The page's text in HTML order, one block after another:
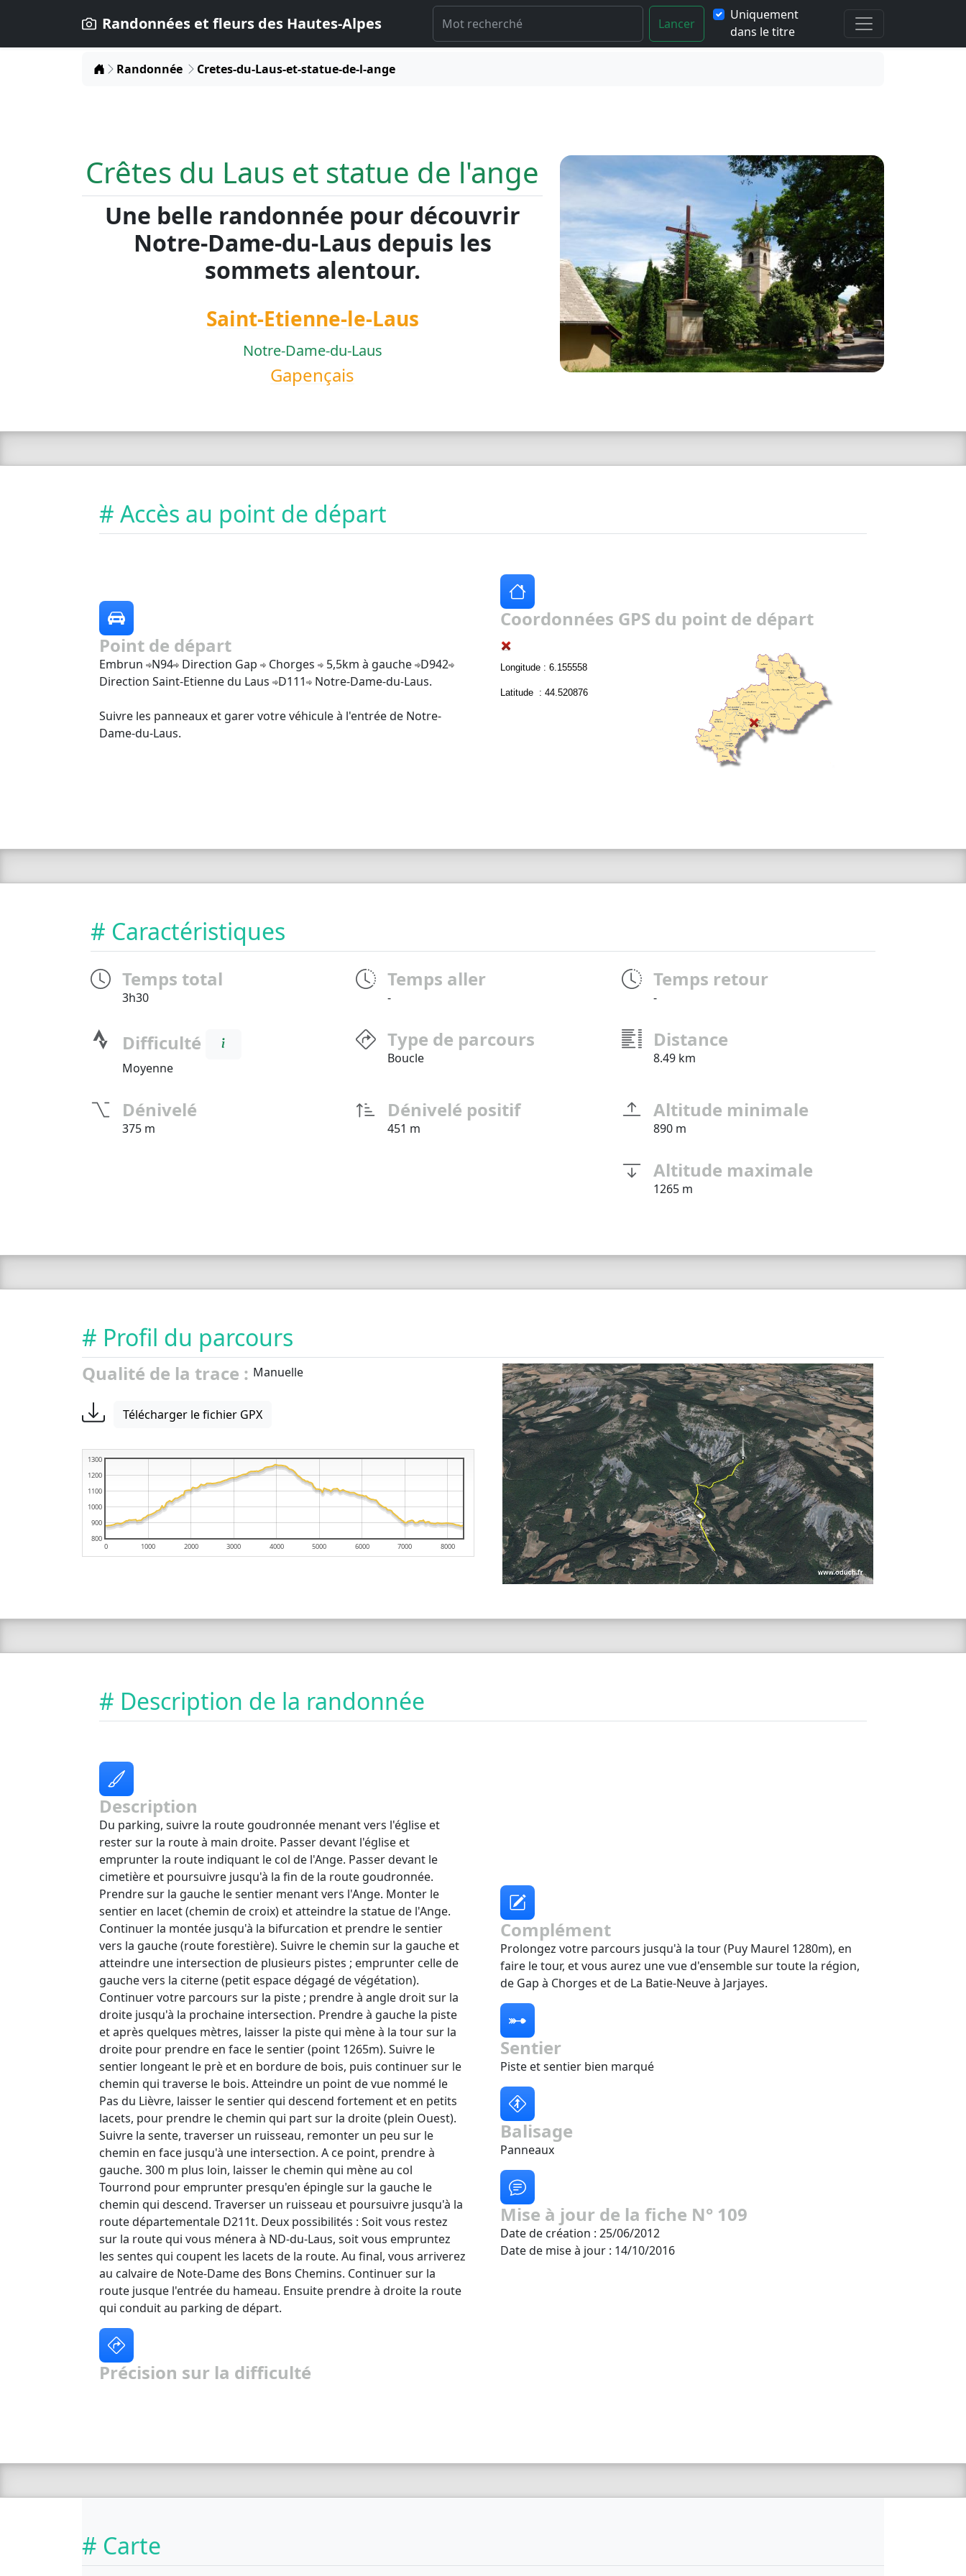
Randonnées et fleurs des Hautes-Alpes Lancer
Uniquement
dans le titre
Home
Randonnée Cretes-du-Laus-et-statue-de-l-ange
Crêtes du Laus et statue de l'ange
Une belle randonnée pour découvrir
Notre-Dame-du-Laus depuis les
sommets alentour.
Saint-Etienne-le-Laus
Notre-Dame-du-Laus
Gapençais
# Accès au point de départ
Point de départ
Embrun N94 Direction Gap Chorges 5,5km à gauche D942
Direction Saint-Etienne du Laus
D111 Notre-Dame-du-Laus.
Suivre les panneaux et garer votre véhicule à l'entrée de Notre-
Dame-du-Laus.
Coordonnées GPS du point de départ
Longitude : 6.155558
Latitude : 44.520876
# Caractéristiques
Temps total
3h30
Temps aller
-
Temps retour
-
Difficulté
Moyenne
Type de parcours
Boucle
Distance
8.49 km
Dénivelé
375 m
Dénivelé positif
451 m
Altitude minimale
890 m
Altitude maximale
1265 m
# Profil du parcours
Qualité de la trace : Manuelle
Télécharger le fichier GPX
0 1000 2000 3000 4000 5000 6000 7000 8000
800
900
1000
1100
1200
1300
# Description de la randonnée
Description
Du parking, suivre la route goudronnée menant vers l'église et
rester sur la route à main droite. Passer devant l'église et
emprunter la route indiquant le col de l'Ange. Passer devant le
cimetière et poursuivre jusqu'à la fin de la route goudronnée.
Prendre sur la gauche le sentier menant vers l'Ange. Monter le
sentier en lacet (chemin de croix) et atteindre la statue de l'Ange.
Continuer la montée jusqu'à la bifurcation et prendre le sentier
vers la gauche (route forestière). Suivre le chemin sur la gauche et
atteindre une intersection de plusieurs pistes ; emprunter celle de
gauche vers la citerne (petit espace dégagé de végétation).
Continuer votre parcours sur la piste ; prendre à angle droit sur la
droite jusqu'à la prochaine intersection. Prendre à gauche la piste
et après quelques mètres, laisser la piste qui mène à la tour sur la
droite pour prendre en face le sentier (point 1265m). Suivre le
sentier longeant le prè et en bordure de bois, puis continuer sur le
chemin qui traverse le bois. Atteindre un point de vue nommé le
Pas du Lièvre, laisser le sentier qui descend fortement et en petits
lacets, pour prendre le chemin qui part sur la droite (plein Ouest).
Suivre la sente, traverser un ruisseau, remonter un peu sur le
chemin en face jusqu'à une intersection. A ce point, prendre à
gauche. 300 m plus loin, laisser le chemin qui mène au col
Tourrond pour emprunter presqu'en épingle sur la gauche le
chemin qui descend. Traverser un ruisseau et poursuivre jusqu'à la
route départementale D211t. Deux possibilités : Soit vous restez
sur la route qui vous ménera à ND-du-Laus, soit vous empruntez
les sentes qui coupent les lacets de la route. Au final, vous arriverez
au calvaire de Note-Dame des Bons Chemins. Continuer sur la
route jusque l'entrée du hameau. Ensuite prendre à droite la route
qui conduit au parking de départ.
Précision sur la difficulté
Complément
Prolongez votre parcours jusqu'à la tour (Puy Maurel 1280m), en
faire le tour, et vous aurez une vue d'ensemble sur toute la région,
de Gap à Chorges et de La Batie-Neuve à Jarjayes.
Sentier
Piste et sentier bien marqué
Balisage
Panneaux
Mise à jour de la fiche N° 109
Date de création : 25/06/2012
Date de mise à jour : 14/10/2016
# Carte